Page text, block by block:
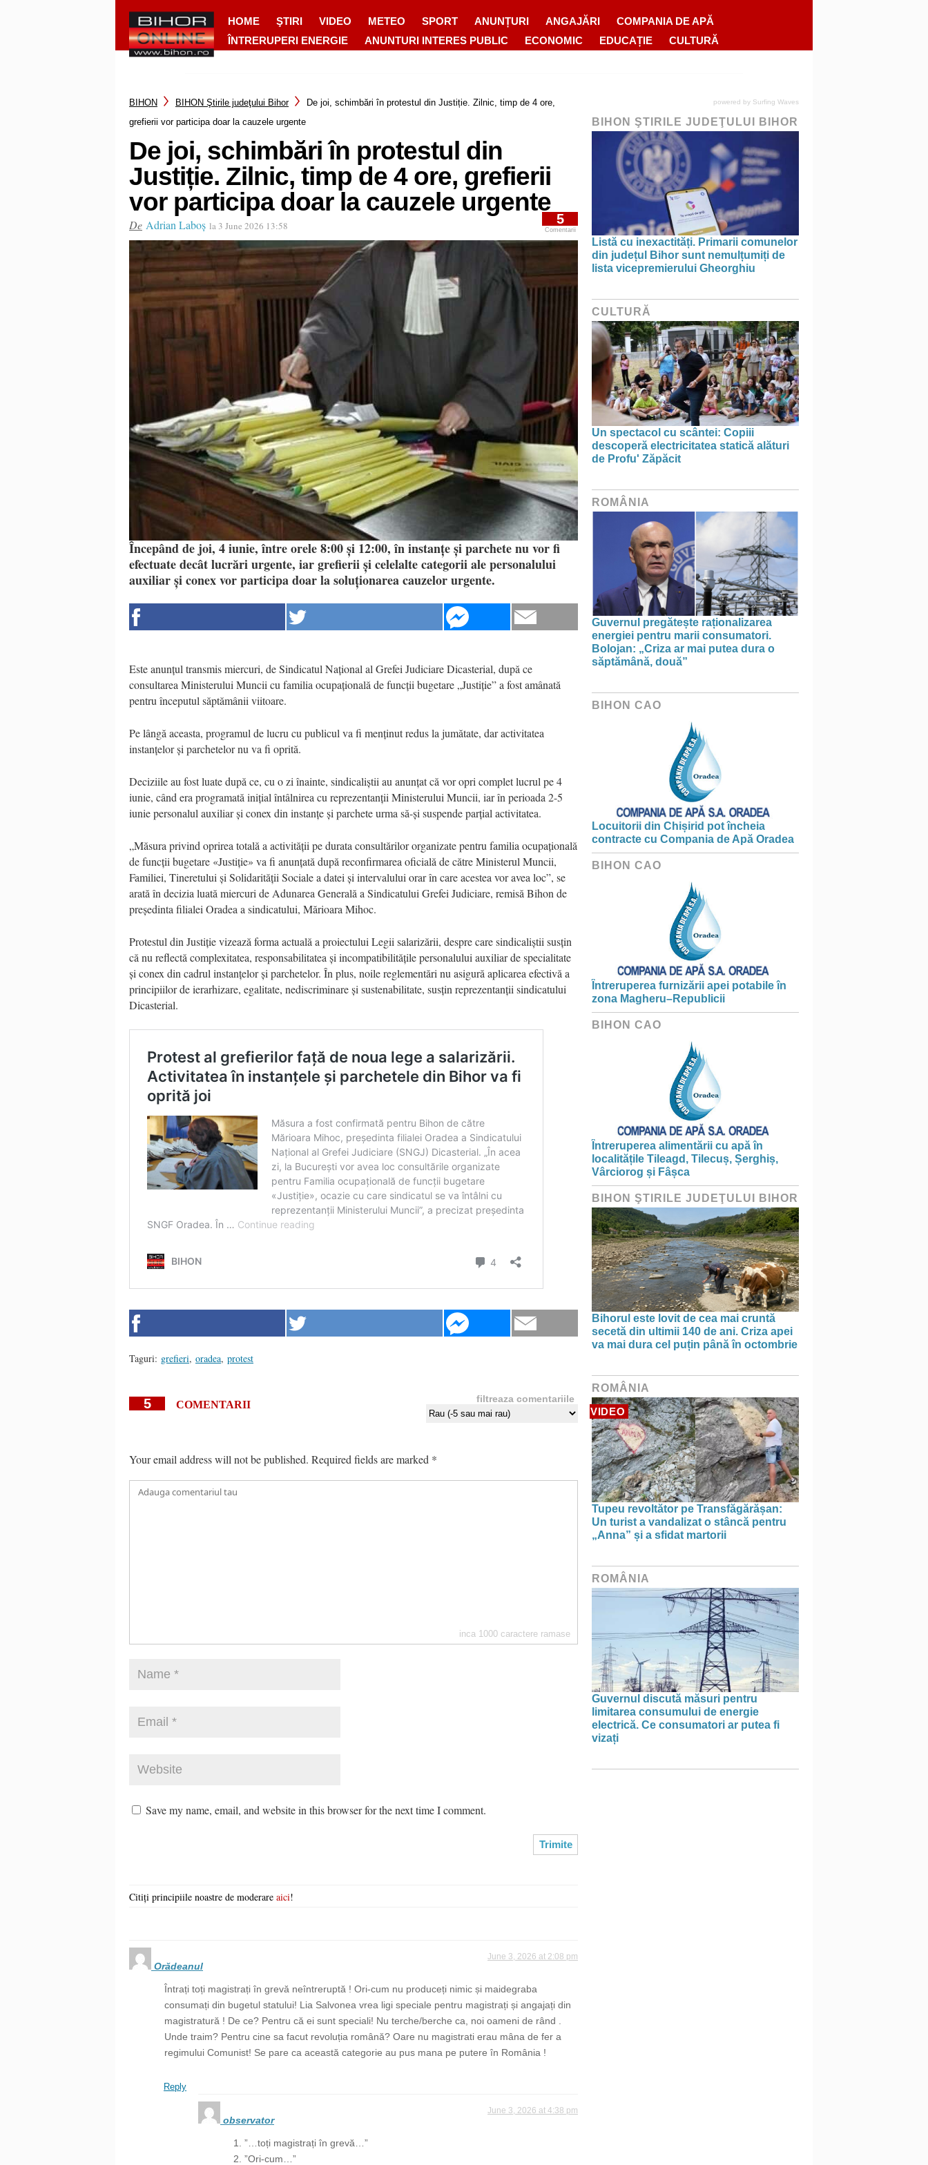
HOME ŞTIRI VIDEO METEO SPORT ANUNȚURI ANGAJĂRI
COMPANIA DE APĂ
ÎNTRERUPERI ENERGIE
ANUNTURI INTERES PUBLIC ECONOMIC EDUCAȚIE CULTURĂ
BIHON BIHON Ştirile judeţului Bihor
De joi, schimbări în protestul din Justiție. Zilnic, timp de 4 ore,
grefierii vor participa doar la cauzele urgente
De joi, schimbări în protestul din
Justiție. Zilnic, timp de 4 ore, grefierii
vor participa doar la cauzele urgente
De Adrian Laboș la 3 June 2026 13:58 5
Comentarii
Începând de joi, 4 iunie, între orele 8:00 și 12:00, în instanțe și parchete nu vor fi
efectuate decât lucrări urgente, iar grefierii și celelalte categorii ale personalului
auxiliar și conex vor participa doar la soluționarea cauzelor urgente.
Este anunțul transmis miercuri, de Sindicatul Național al Grefei Judiciare Dicasterial, după ce
consultarea Ministerului Muncii cu familia ocupațională de funcții bugetare „Justiție” a fost amânată
pentru începutul săptămânii viitoare.
Pe lângă aceasta, programul de lucru cu publicul va fi menținut redus la jumătate, dar activitatea
instanțelor și parchetelor nu va fi oprită.
Deciziile au fost luate după ce, cu o zi înainte, sindicaliștii au anunțat că vor opri complet lucrul pe 4
iunie, când era programată inițial întâlnirea cu reprezentanții Ministerului Muncii, iar în perioada 2-5
iunie personalul auxiliar și conex din instanțe și parchete urma să-și suspende parțial activitatea.
„Măsura privind oprirea totală a activității pe durata consultărilor organizate pentru familia ocupațională
de funcții bugetare «Justiție» va fi anunțată după reconfirmarea oficială de către Ministerul Muncii,
Familiei, Tineretului și Solidarității Sociale a datei și intervalului orar în care acestea vor avea loc”, se
arată în decizia luată miercuri de Adunarea Generală a Sindicatului Grefei Judiciare, remisă Bihon de
președinta filialei Oradea a sindicatului, Mărioara Mihoc.
Protestul din Justiție vizează forma actuală a proiectului Legii salarizării, despre care sindicaliștii susțin
că nu reflectă complexitatea, responsabilitatea și incompatibilitățile personalului auxiliar de specialitate
și conex din cadrul instanțelor și parchetelor. În plus, noile reglementări nu asigură aplicarea efectivă a
principiilor de ierarhizare, egalitate, nediscriminare și sustenabilitate, susțin reprezentanții sindicatului
Dicasterial.
Taguri: grefieri, oradea, protest
5 COMENTARII filtreaza comentariile
Your email address will not be published. Required fields are marked *
inca 1000 caractere ramase
Save my name, email, and website in this browser for the next time I comment.
Citiți principiile noastre de moderare aici!
Orădeanul
June 3, 2026 at 2:08 pm
Întrați toți magistrați în grevă neîntreruptă ! Ori-cum nu produceți nimic și maidegraba
consumați din bugetul statului! Lia Salvonea vrea ligi speciale pentru magistrați și angajați din
magistratură ! De ce? Pentru că ei sunt speciali! Nu terche/berche ca, noi oameni de rând .
Unde traim? Pentru cine sa facut revoluția română? Oare nu magistrati erau mâna de fer a
regimului Comunist! Se pare ca această categorie au pus mana pe putere în România !
Reply
observator
June 3, 2026 at 4:38 pm
1. ”…toți magistrați în grevă…”
2. ”Ori-cum…”
powered by Surfing Waves
BIHON ŞTIRILE JUDEŢULUI BIHOR
Listă cu inexactități. Primarii comunelor
din județul Bihor sunt nemulțumiți de
lista vicepremierului Gheorghiu
CULTURĂ
Un spectacol cu scântei: Copiii
descoperă electricitatea statică alături
de Profu' Zăpăcit
ROMÂNIA
Guvernul pregătește raționalizarea
energiei pentru marii consumatori.
Bolojan: „Criza ar mai putea dura o
săptămână, două”
BIHON CAO
Locuitorii din Chișirid pot încheia
contracte cu Compania de Apă Oradea
BIHON CAO
Întreruperea furnizării apei potabile în
zona Magheru–Republicii
BIHON CAO
Întreruperea alimentării cu apă în
localitățile Tileagd, Tilecuș, Șerghiș,
Vârciorog și Fâșca
BIHON ŞTIRILE JUDEŢULUI BIHOR
Bihorul este lovit de cea mai cruntă
secetă din ultimii 140 de ani. Criza apei
va mai dura cel puțin până în octombrie
ROMÂNIA
VIDEO
Tupeu revoltător pe Transfăgărășan:
Un turist a vandalizat o stâncă pentru
„Anna” și a sfidat martorii
ROMÂNIA
Guvernul discută măsuri pentru
limitarea consumului de energie
electrică. Ce consumatori ar putea fi
vizați